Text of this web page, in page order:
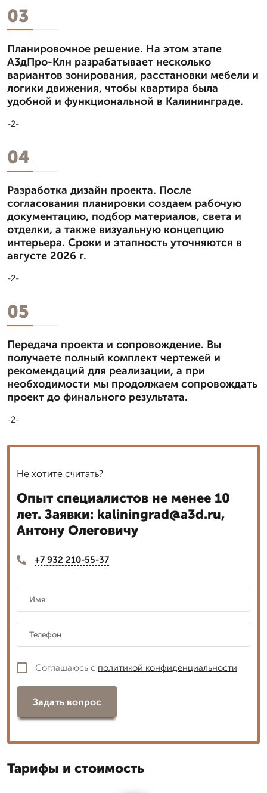
03
Планировочное решение. На этом этапе
А3дПро-Клн разрабатывает несколько
вариантов зонирования, расстановки мебели и
логики движения, чтобы квартира была
удобной и функциональной в Калининграде.
-2-
04
Разработка дизайн проекта. После
согласования планировки создаем рабочую
документацию, подбор материалов, света и
отделки, а также визуальную концепцию
интерьера. Сроки и этапность уточняются в
августе 2026 г.
-2-
05
Передача проекта и сопровождение. Вы
получаете полный комплект чертежей и
рекомендаций для реализации, а при
необходимости мы продолжаем сопровождать
проект до финального результата.
-2-
Не хотите считать?
Опыт специалистов не менее 10
лет. Заявки: kaliningrad@a3d.ru,
Антону Олеговичу
+7 932 210-55-37
Соглашаюсь с политикой конфиденциальности
Задать вопрос
Тарифы и стоимость